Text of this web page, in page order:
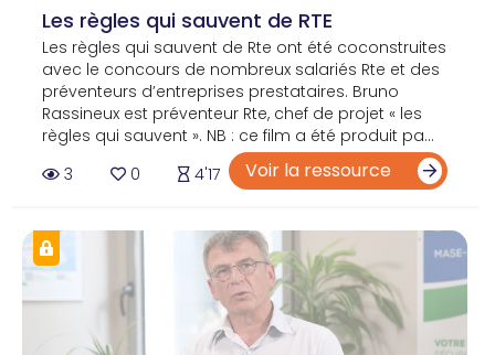
Les règles qui sauvent de RTE
Les règles qui sauvent de Rte ont été coconstruites
avec le concours de nombreux salariés Rte et des
préventeurs d’entreprises prestataires. Bruno
Rassineux est préventeur Rte, chef de projet « les
règles qui sauvent ». NB : ce film a été produit pa...
3
0 4'17 Voir la ressource